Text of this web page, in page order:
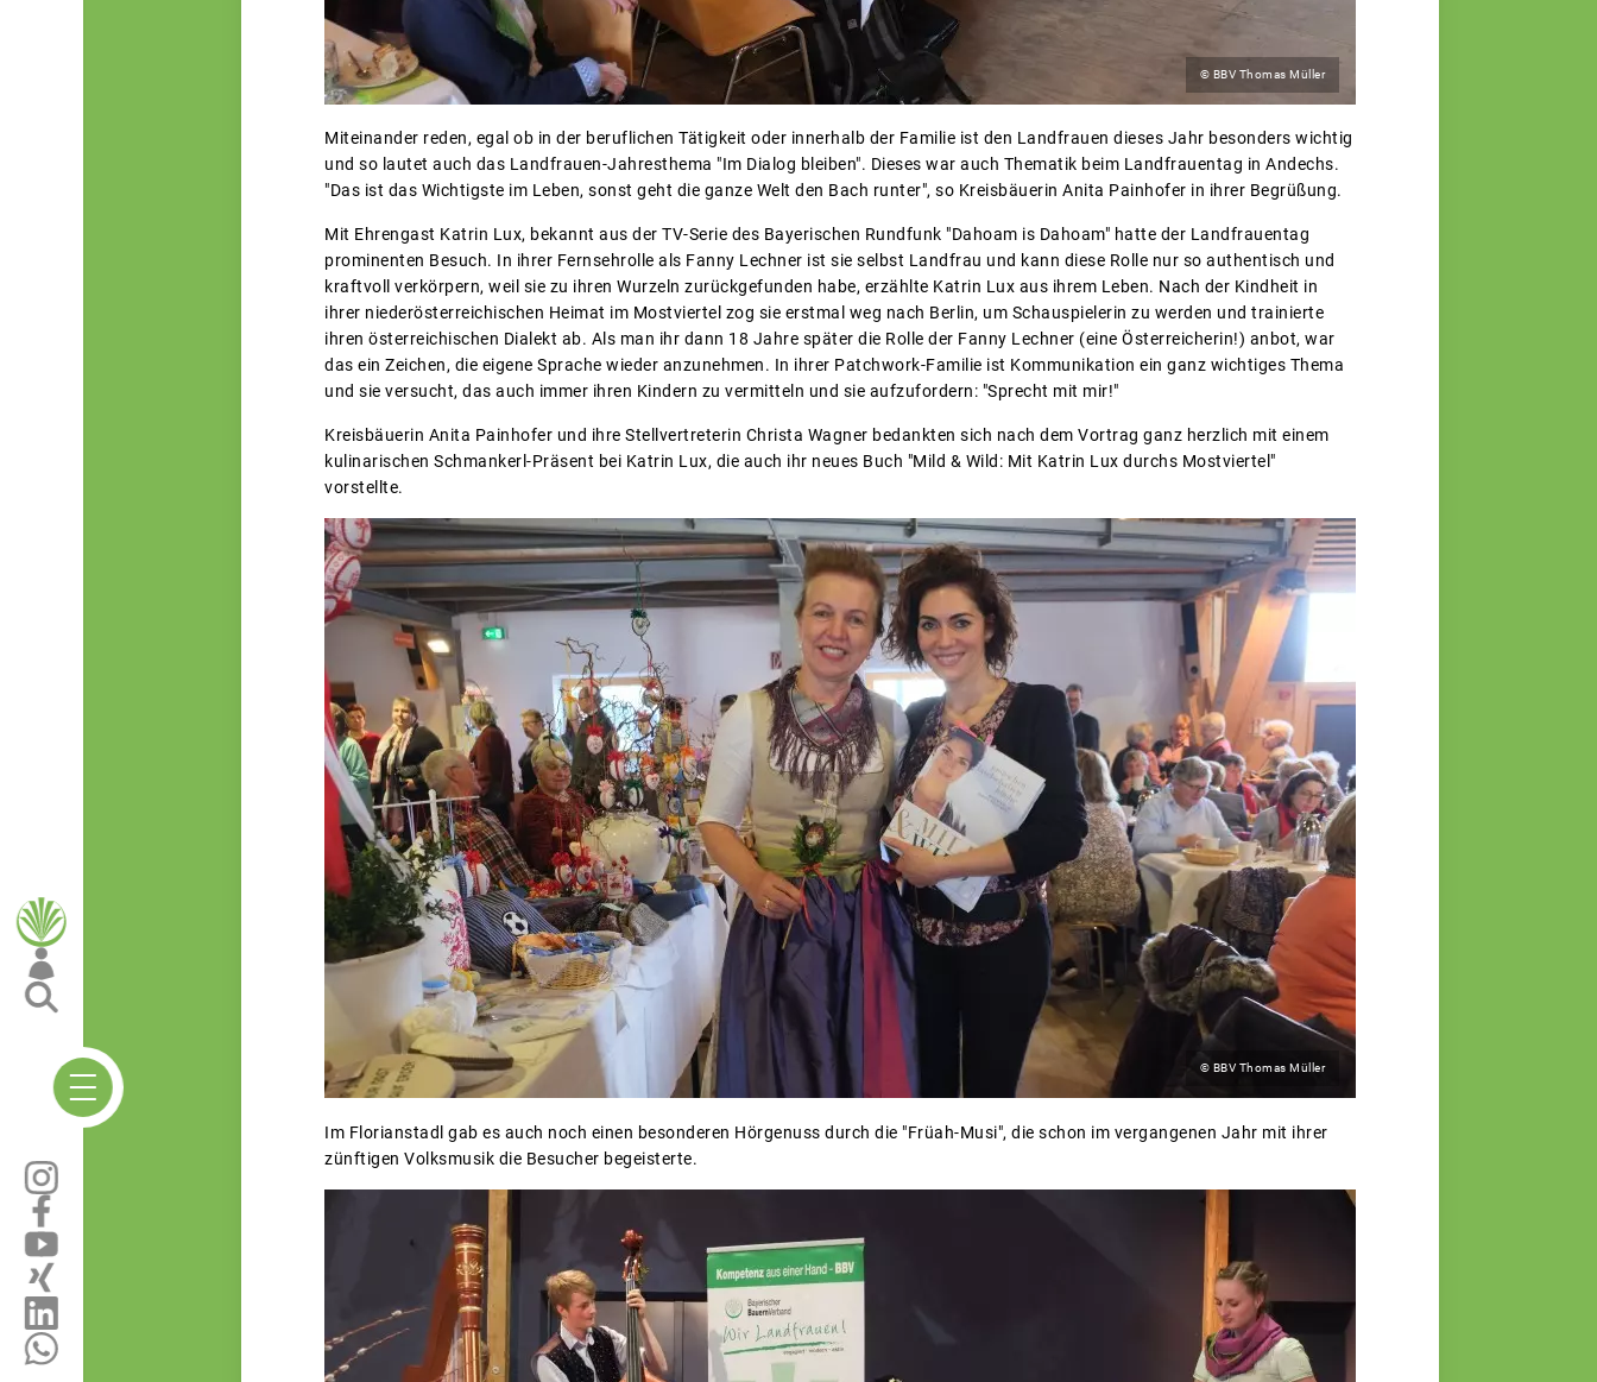
© BBV Thomas Müller
Miteinander reden, egal ob in der beruflichen Tätigkeit oder innerhalb der Familie ist den Landfrauen dieses Jahr besonders wichtig
und so lautet auch das Landfrauen-Jahresthema "Im Dialog bleiben". Dieses war auch Thematik beim Landfrauentag in Andechs.
"Das ist das Wichtigste im Leben, sonst geht die ganze Welt den Bach runter", so Kreisbäuerin Anita Painhofer in ihrer Begrüßung.
Mit Ehrengast Katrin Lux, bekannt aus der TV-Serie des Bayerischen Rundfunk "Dahoam is Dahoam" hatte der Landfrauentag
prominenten Besuch. In ihrer Fernsehrolle als Fanny Lechner ist sie selbst Landfrau und kann diese Rolle nur so authentisch und
kraftvoll verkörpern, weil sie zu ihren Wurzeln zurückgefunden habe, erzählte Katrin Lux aus ihrem Leben. Nach der Kindheit in
ihrer niederösterreichischen Heimat im Mostviertel zog sie erstmal weg nach Berlin, um Schauspielerin zu werden und trainierte
ihren österreichischen Dialekt ab. Als man ihr dann 18 Jahre später die Rolle der Fanny Lechner (eine Österreicherin!) anbot, war
das ein Zeichen, die eigene Sprache wieder anzunehmen. In ihrer Patchwork-Familie ist Kommunikation ein ganz wichtiges Thema
und sie versucht, das auch immer ihren Kindern zu vermitteln und sie aufzufordern: "Sprecht mit mir!"
Kreisbäuerin Anita Painhofer und ihre Stellvertreterin Christa Wagner bedankten sich nach dem Vortrag ganz herzlich mit einem
kulinarischen Schmankerl-Präsent bei Katrin Lux, die auch ihr neues Buch "Mild & Wild: Mit Katrin Lux durchs Mostviertel"
vorstellte.
© BBV Thomas Müller
Im Florianstadl gab es auch noch einen besonderen Hörgenuss durch die "Früah-Musi", die schon im vergangenen Jahr mit ihrer
zünftigen Volksmusik die Besucher begeisterte.